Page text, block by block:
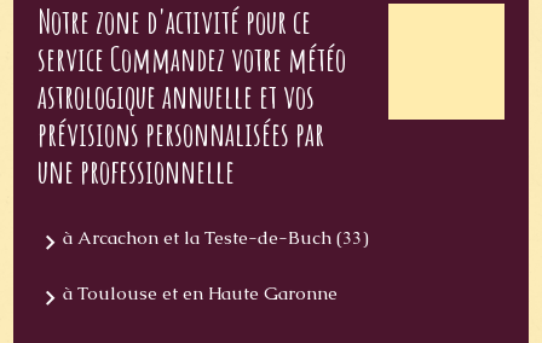
Notre zone d'activité pour ce
service Commandez votre météo
astrologique annuelle et vos
prévisions personnalisées par
une professionnelle
à Arcachon et la Teste-de-Buch (33)
à Toulouse et en Haute Garonne